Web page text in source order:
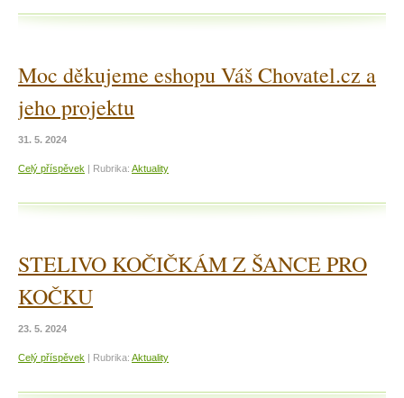
Moc děkujeme eshopu Váš Chovatel.cz a
jeho projektu
31. 5. 2024
Celý příspěvek | Rubrika: Aktuality
STELIVO KOČIČKÁM Z ŠANCE PRO
KOČKU
23. 5. 2024
Celý příspěvek | Rubrika: Aktuality